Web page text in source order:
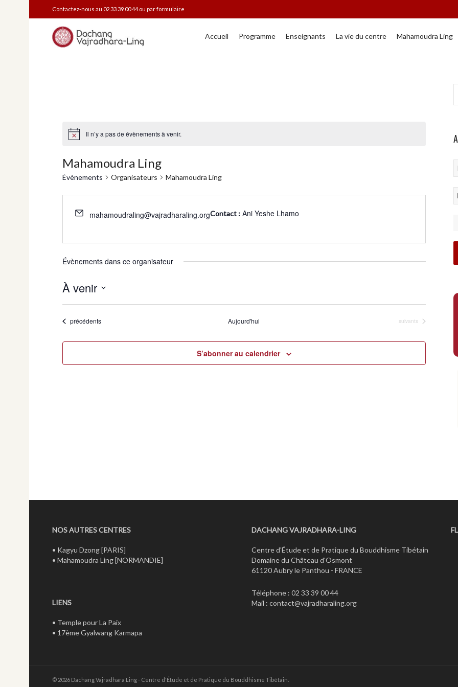
Contactez-nous au 02 33 39 00 44 ou par formulaire
Accueil Programme Enseignants La vie du centre Mahamoudra Ling
Il n’y a pas de évènements à venir.
Mahamoudra Ling
Évènements Organisateurs Mahamoudra Ling
mahamoudraling@vajradharaling.orgContact :Ani Yeshe Lhamo
Évènements dans ce organisateur
À venir
date.Évènements
précédents Aujourd'hui Évènements
suivants
S’abonner au calendrier
*
NOS AUTRES CENTRES
• Kagyu Dzong[PARIS]
• Mahamoudra Ling[NORMANDIE]
LIENS
• Temple pour La Paix
• 17ème Gyalwang Karmapa
DACHANG VAJRADHARA-LING
Centre d'Étude et de Pratique du Bouddhisme Tibétain
Domaine du Château d'Osmont
61120 Aubry le Panthou - FRANCE
Téléphone : 02 33 39 00 44
Mail : contact@vajradharaling.org
© 2026 Dachang Vajradhara Ling - Centre d'Étude et de Pratique du Bouddhisme Tibétain.